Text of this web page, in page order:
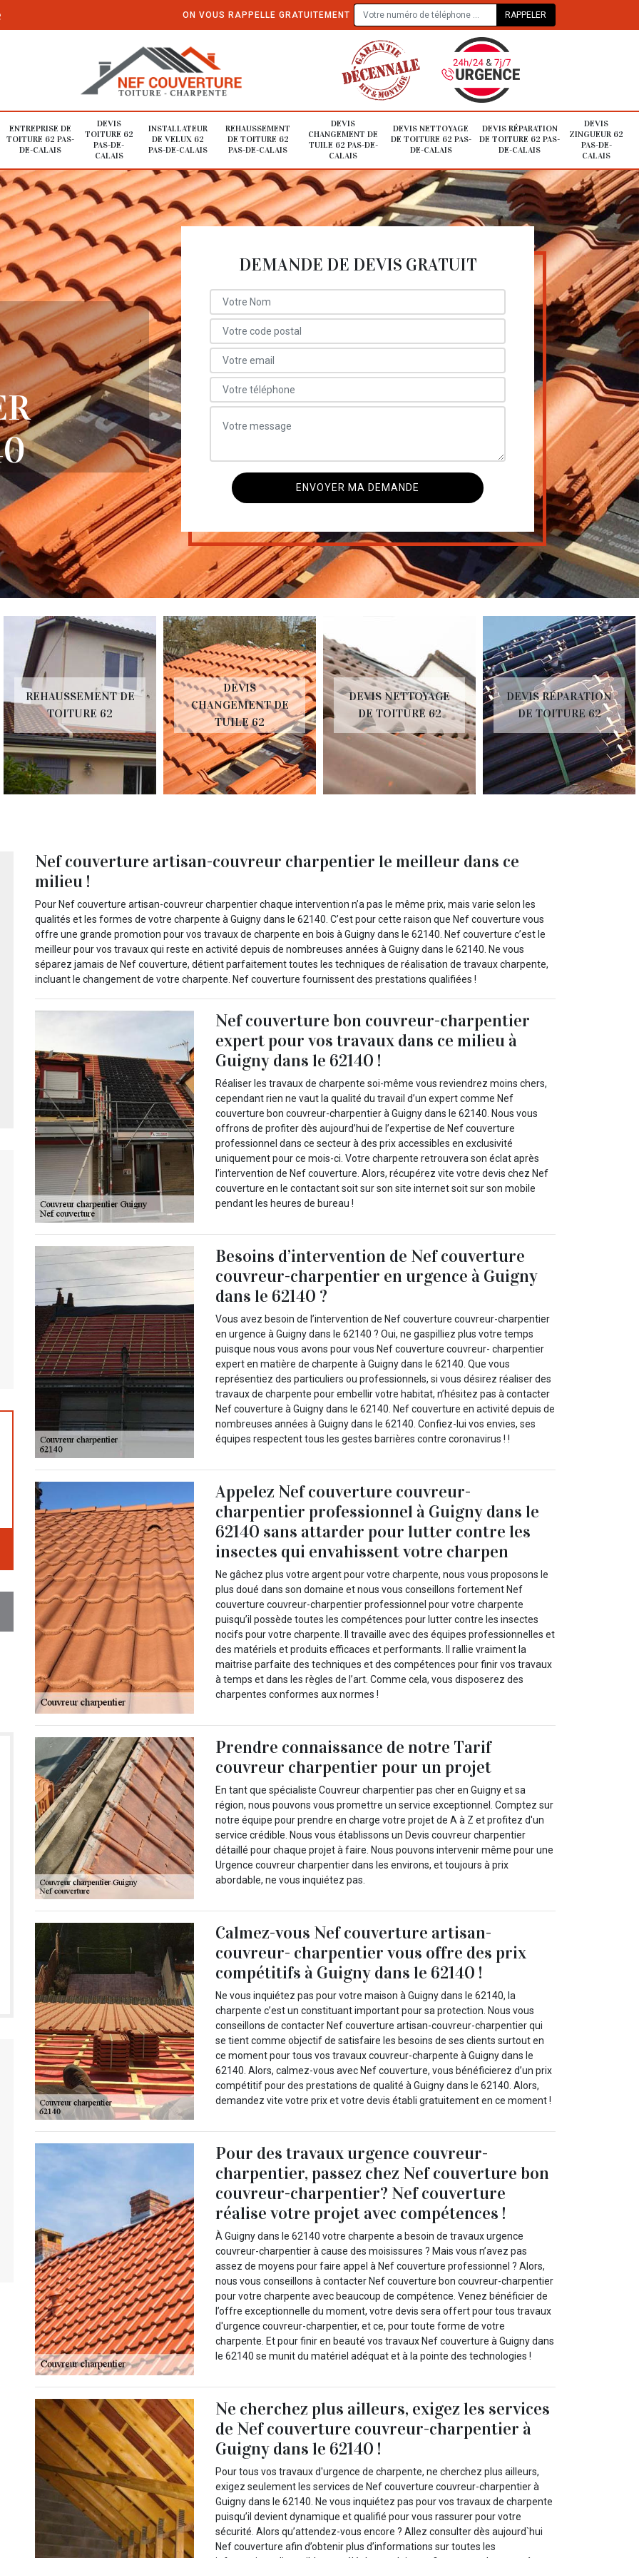
ON VOUS RAPPELLE GRATUITEMENT
ENTREPRISE DE
TOITURE 62 PAS-
DE-CALAIS
DEVIS
TOITURE 62
PAS-DE-
CALAIS
INSTALLATEUR
DE VELUX 62
PAS-DE-CALAIS
REHAUSSEMENT
DE TOITURE 62
PAS-DE-CALAIS
DEVIS
CHANGEMENT DE
TUILE 62 PAS-DE-
CALAIS
DEVIS NETTOYAGE
DE TOITURE 62 PAS-
DE-CALAIS
DEVIS RÉPARATION
DE TOITURE 62 PAS-
DE-CALAIS
DEVIS
ZINGUEUR 62
PAS-DE-
CALAIS
DEMANDE DE DEVIS GRATUIT
DE
TOITURE 62
DEVIS
CHANGEMENT DE
TUILE 62
DEVIS NETTOYAGE
DE TOITURE 62
DEVIS RÉPARATION
DE TOITURE 62
Nef couverture artisan-couvreur charpentier le meilleur dans ce
milieu !
Pour Nef couverture artisan-couvreur charpentier chaque intervention n’a pas le même prix, mais varie selon les
qualités et les formes de votre charpente à Guigny dans le 62140. C’est pour cette raison que Nef couverture vous
offre une grande promotion pour vos travaux de charpente en bois à Guigny dans le 62140. Nef couverture c’est le
meilleur pour vos travaux qui reste en activité depuis de nombreuses années à Guigny dans le 62140. Ne vous
séparez jamais de Nef couverture, détient parfaitement toutes les techniques de réalisation de travaux charpente,
incluant le changement de votre charpente. Nef couverture fournissent des prestations qualifiées !
Nef couverture bon couvreur-charpentier
expert pour vos travaux dans ce milieu à
Guigny dans le 62140 !
Réaliser les travaux de charpente soi-même vous reviendrez moins chers,
cependant rien ne vaut la qualité du travail d’un expert comme Nef
couverture bon couvreur-charpentier à Guigny dans le 62140. Nous vous
offrons de profiter dès aujourd’hui de l’expertise de Nef couverture
professionnel dans ce secteur à des prix accessibles en exclusivité
uniquement pour ce mois-ci. Votre charpente retrouvera son éclat après
l’intervention de Nef couverture. Alors, récupérez vite votre devis chez Nef
couverture en le contactant soit sur son site internet soit sur son mobile
pendant les heures de bureau !
Besoins d’intervention de Nef couverture
couvreur-charpentier en urgence à Guigny
dans le 62140 ?
Vous avez besoin de l’intervention de Nef couverture couvreur-charpentier
en urgence à Guigny dans le 62140 ? Oui, ne gaspilliez plus votre temps
puisque nous vous avons pour vous Nef couverture couvreur- charpentier
expert en matière de charpente à Guigny dans le 62140. Que vous
représentiez des particuliers ou professionnels, si vous désirez réaliser des
travaux de charpente pour embellir votre habitat, n’hésitez pas à contacter
Nef couverture à Guigny dans le 62140. Nef couverture en activité depuis de
nombreuses années à Guigny dans le 62140. Confiez-lui vos envies, ses
équipes respectent tous les gestes barrières contre coronavirus ! !
Appelez Nef couverture couvreur-
charpentier professionnel à Guigny dans le
62140 sans attarder pour lutter contre les
insectes qui envahissent votre charpen
Ne gâchez plus votre argent pour votre charpente, nous vous proposons le
plus doué dans son domaine et nous vous conseillons fortement Nef
couverture couvreur-charpentier professionnel pour votre charpente
puisqu’il possède toutes les compétences pour lutter contre les insectes
nocifs pour votre charpente. Il travaille avec des équipes professionnelles et
des matériels et produits efficaces et performants. Il rallie vraiment la
maitrise parfaite des techniques et des compétences pour finir vos travaux
à temps et dans les règles de l’art. Comme cela, vous disposerez des
charpentes conformes aux normes !
Prendre connaissance de notre Tarif
couvreur charpentier pour un projet
En tant que spécialiste Couvreur charpentier pas cher en Guigny et sa
région, nous pouvons vous promettre un service exceptionnel. Comptez sur
notre équipe pour prendre en charge votre projet de A à Z et profitez d'un
service crédible. Nous vous établissons un Devis couvreur charpentier
détaillé pour chaque projet à faire. Nous pouvons intervenir même pour une
Urgence couvreur charpentier dans les environs, et toujours à prix
abordable, ne vous inquiétez pas.
Calmez-vous Nef couverture artisan-
couvreur- charpentier vous offre des prix
compétitifs à Guigny dans le 62140 !
Ne vous inquiétez pas pour votre maison à Guigny dans le 62140, la
charpente c’est un constituant important pour sa protection. Nous vous
conseillons de contacter Nef couverture artisan-couvreur-charpentier qui
se tient comme objectif de satisfaire les besoins de ses clients surtout en
ce moment pour tous vos travaux couvreur-charpente à Guigny dans le
62140. Alors, calmez-vous avec Nef couverture, vous bénéficierez d’un prix
compétitif pour des prestations de qualité à Guigny dans le 62140. Alors,
demandez vite votre prix et votre devis établi gratuitement en ce moment !
Pour des travaux urgence couvreur-
charpentier, passez chez Nef couverture bon
couvreur-charpentier? Nef couverture
réalise votre projet avec compétences !
À Guigny dans le 62140 votre charpente a besoin de travaux urgence
couvreur-charpentier à cause des moisissures ? Mais vous n’avez pas
assez de moyens pour faire appel à Nef couverture professionnel ? Alors,
nous vous conseillons à contacter Nef couverture bon couvreur-charpentier
pour votre charpente avec beaucoup de compétence. Venez bénéficier de
l’offre exceptionnelle du moment, votre devis sera offert pour tous travaux
d'urgence couvreur-charpentier, et ce, pour toute forme de votre
charpente. Et pour finir en beauté vos travaux Nef couverture à Guigny dans
le 62140 se munit du matériel adéquat et à la pointe des technologies !
Ne cherchez plus ailleurs, exigez les services
de Nef couverture couvreur-charpentier à
Guigny dans le 62140 !
Pour tous vos travaux d'urgence de charpente, ne cherchez plus ailleurs,
exigez seulement les services de Nef couverture couvreur-charpentier à
Guigny dans le 62140. Ne vous inquiétez pas pour vos travaux de charpente
puisqu’il devient dynamique et qualifié pour vous rassurer pour votre
sécurité. Alors qu’attendez-vous encore ? Allez consulter dès aujourd`hui
Nef couverture afin d’obtenir plus d’informations sur toutes les